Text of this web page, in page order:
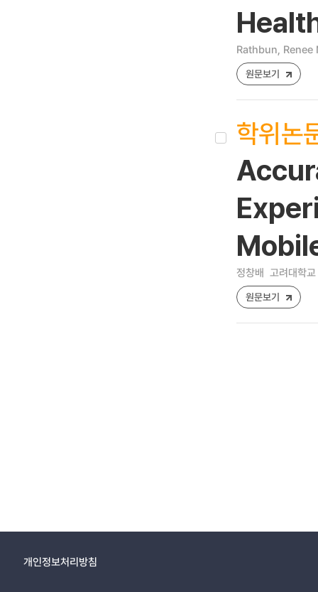
Rathbun, Renee
원문보기
학위논
정창배 고려대학
원문보기
개인정보처리방침